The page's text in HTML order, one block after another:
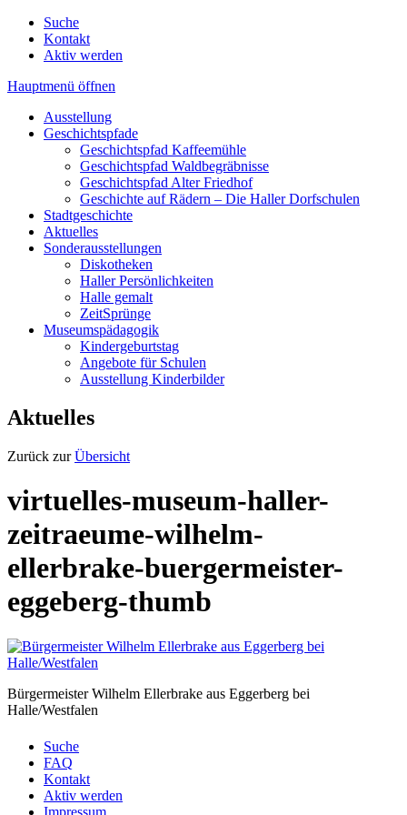
Suche
Kontakt
Aktiv werden
Hauptmenü öffnen
Ausstellung
Geschichtspfade
Geschichtspfad Kaffeemühle
Geschichtspfad Waldbegräbnisse
Geschichtspfad Alter Friedhof
Geschichte auf Rädern – Die Haller Dorfschulen
Stadtgeschichte
Aktuelles
Sonderausstellungen
Diskotheken
Haller Persönlichkeiten
Halle gemalt
ZeitSprünge
Museumspädagogik
Kindergeburtstag
Angebote für Schulen
Ausstellung Kinderbilder
Aktuelles
Zurück zurÜbersicht
virtuelles-museum-haller-
zeitraeume-wilhelm-
ellerbrake-buergermeister-
eggeberg-thumb
Bürgermeister Wilhelm Ellerbrake aus Eggerberg bei
Halle/Westfalen
Suche
FAQ
Kontakt
Aktiv werden
Impressum